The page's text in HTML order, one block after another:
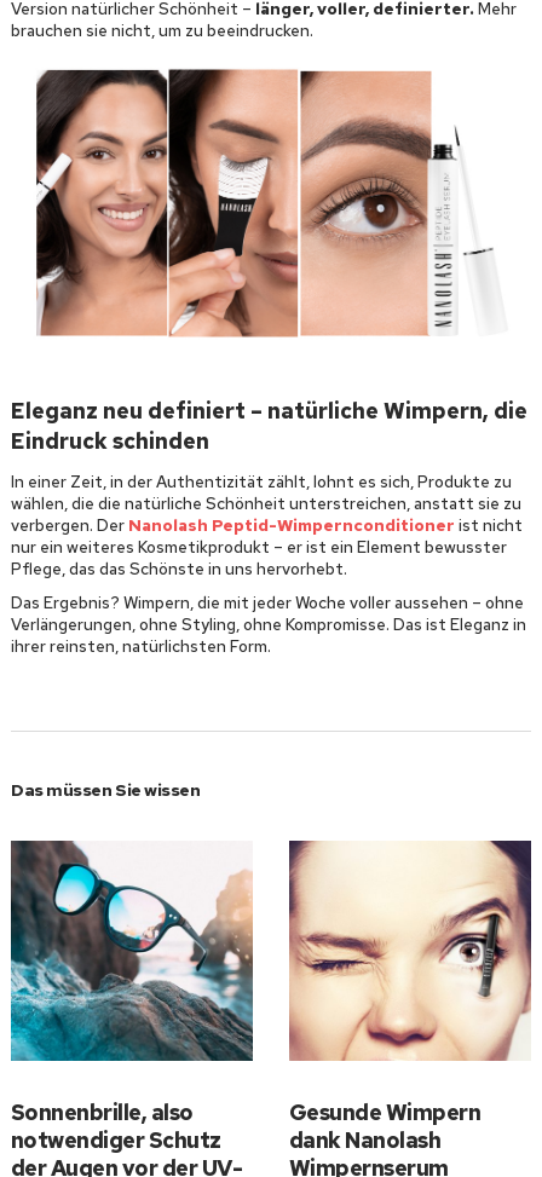
Version natürlicher Schönheit – länger, voller, definierter. Mehr
brauchen sie nicht, um zu beeindrucken.
Eleganz neu definiert – natürliche Wimpern, die
Eindruck schinden
In einer Zeit, in der Authentizität zählt, lohnt es sich, Produkte zu
wählen, die die natürliche Schönheit unterstreichen, anstatt sie zu
verbergen. Der Nanolash Peptid-Wimpernconditioner ist nicht
nur ein weiteres Kosmetikprodukt – er ist ein Element bewusster
Pflege, das das Schönste in uns hervorhebt.
Das Ergebnis? Wimpern, die mit jeder Woche voller aussehen – ohne
Verlängerungen, ohne Styling, ohne Kompromisse. Das ist Eleganz in
ihrer reinsten, natürlichsten Form.
Das müssen Sie wissen
Sonnenbrille, also
notwendiger Schutz
der Augen vor der UV-
Gesunde Wimpern
dank Nanolash
Wimpernserum